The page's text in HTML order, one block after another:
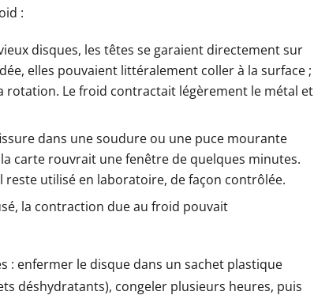
:
disques, les têtes se garaient directement sur
elles pouvaient littéralement coller à la surface ;
rotation. Le froid contractait légèrement le métal et
dans une soudure ou une puce mourante
carte rouvrait une fenêtre de quelques minutes.
utilisé en laboratoire, de façon contrôlée.
la contraction due au froid pouvait
: enfermer le disque dans un sachet plastique
déshydratants), congeler plusieurs heures, puis